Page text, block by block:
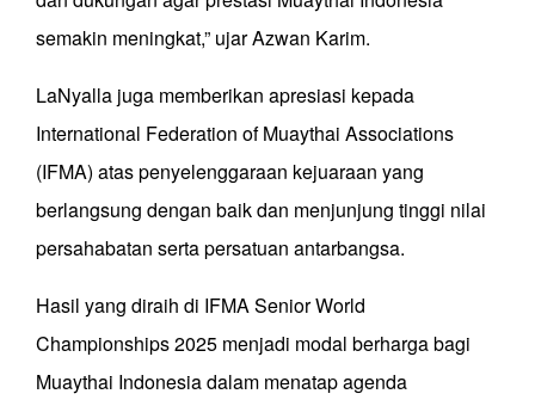
semakin meningkat,” ujar Azwan Karim.
LaNyalla juga memberikan apresiasi kepada
International Federation of Muaythai Associations
(IFMA) atas penyelenggaraan kejuaraan yang
berlangsung dengan baik dan menjunjung tinggi nilai
persahabatan serta persatuan antarbangsa.
Hasil yang diraih di IFMA Senior World
Championships 2025 menjadi modal berharga bagi
Muaythai Indonesia dalam menatap agenda